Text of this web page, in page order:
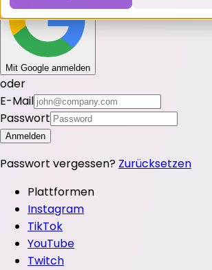
Mit Google anmelden
oder
E-Mail
Passwort
Anmelden
Passwort vergessen? Zurücksetzen
Plattformen
Instagram
TikTok
YouTube
Twitch